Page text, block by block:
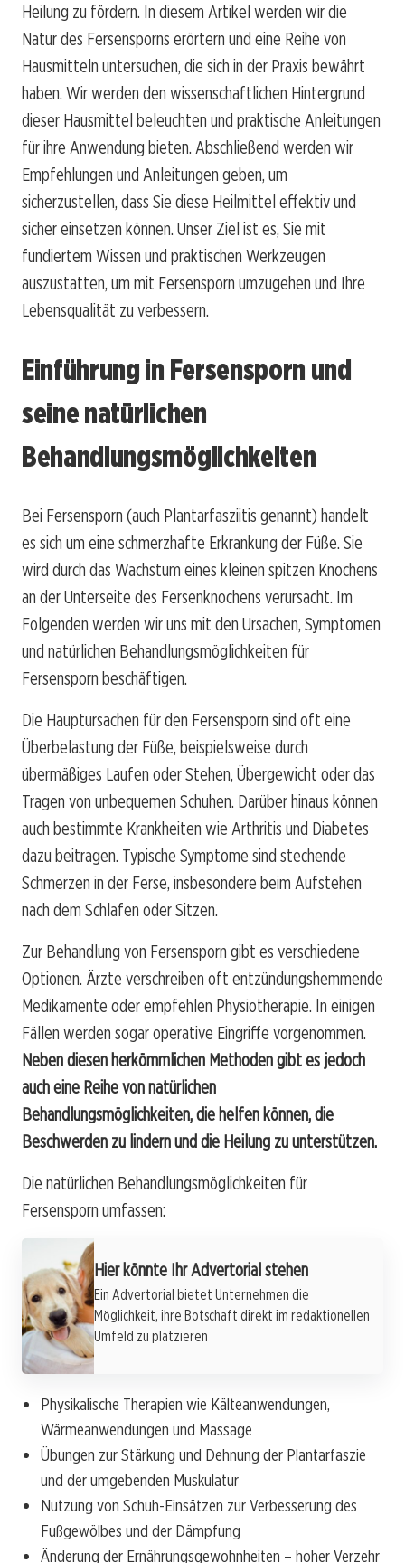
Heilung zu fördern. In diesem Artikel werden wir die
Natur des Fersensporns erörtern und eine Reihe von
Hausmitteln untersuchen, die sich in der Praxis bewährt
haben. Wir werden den wissenschaftlichen Hintergrund
dieser Hausmittel beleuchten und praktische Anleitungen
für ihre Anwendung bieten. Abschließend werden wir
Empfehlungen und Anleitungen geben, um
sicherzustellen, dass Sie diese Heilmittel effektiv und
sicher einsetzen können. Unser Ziel ist es, Sie mit
fundiertem Wissen und praktischen Werkzeugen
auszustatten, um mit Fersensporn umzugehen und Ihre
Lebensqualität zu verbessern.
Einführung in Fersensporn und
seine natürlichen
Behandlungsmöglichkeiten
Bei Fersensporn (auch Plantarfasziitis genannt) handelt
es sich um eine schmerzhafte Erkrankung der Füße. Sie
wird durch das Wachstum eines kleinen spitzen Knochens
an der Unterseite des Fersenknochens verursacht. Im
Folgenden werden wir uns mit den Ursachen, Symptomen
und natürlichen Behandlungsmöglichkeiten für
Fersensporn beschäftigen.
Die Hauptursachen für den Fersensporn sind oft eine
Überbelastung der Füße, beispielsweise durch
übermäßiges Laufen oder Stehen, Übergewicht oder das
Tragen von unbequemen Schuhen. Darüber hinaus können
auch bestimmte Krankheiten wie Arthritis und Diabetes
dazu beitragen. Typische Symptome sind stechende
Schmerzen in der Ferse, insbesondere beim Aufstehen
nach dem Schlafen oder Sitzen.
Zur Behandlung von Fersensporn gibt es verschiedene
Optionen. Ärzte verschreiben oft entzündungshemmende
Medikamente oder empfehlen Physiotherapie. In einigen
Fällen werden sogar operative Eingriffe vorgenommen.
Neben diesen herkömmlichen Methoden gibt es jedoch
auch eine Reihe von natürlichen
Behandlungsmöglichkeiten, die helfen können, die
Beschwerden zu lindern und die Heilung zu unterstützen.
Die natürlichen Behandlungsmöglichkeiten für
Fersensporn umfassen:
Hier könnte Ihr Advertorial stehen
Ein Advertorial bietet Unternehmen die
Möglichkeit, ihre Botschaft direkt im redaktionellen
Umfeld zu platzieren
Physikalische Therapien wie Kälteanwendungen,
Wärmeanwendungen und Massage
Übungen zur Stärkung und Dehnung der Plantarfaszie
und der umgebenden Muskulatur
Nutzung von Schuh-Einsätzen zur Verbesserung des
Fußgewölbes und der Dämpfung
Änderung der Ernährungsgewohnheiten – hoher Verzehr